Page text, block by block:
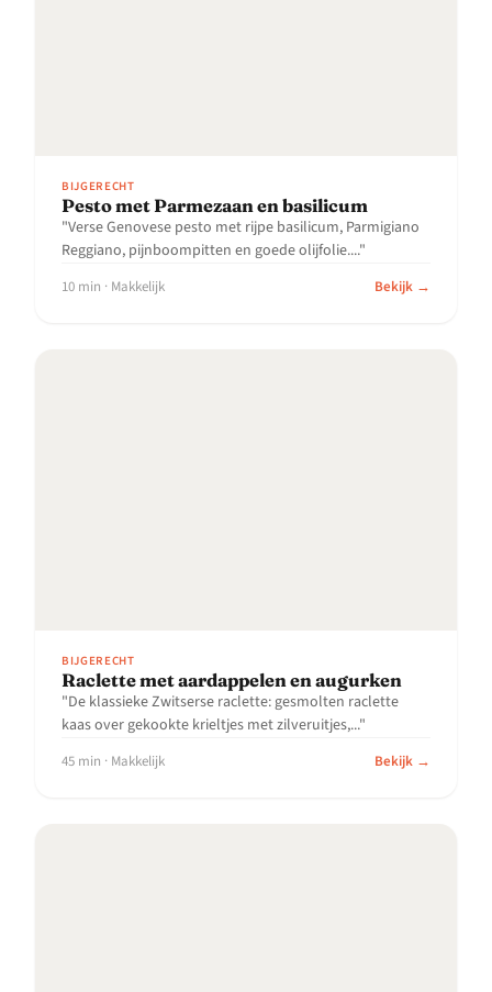
BIJGERECHT
Pesto met Parmezaan en basilicum
"Verse Genovese pesto met rijpe basilicum, Parmigiano
Reggiano, pijnboompitten en goede olijfolie...."
10 min · Makkelijk Bekijk →
BIJGERECHT
Raclette met aardappelen en augurken
"De klassieke Zwitserse raclette: gesmolten raclette
kaas over gekookte krieltjes met zilveruitjes,..."
45 min · Makkelijk Bekijk →